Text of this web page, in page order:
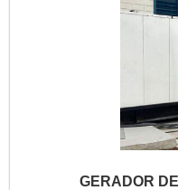
GERADOR